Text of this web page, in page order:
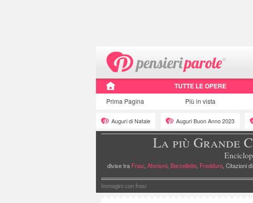
TUTTE LE OPERE
Prima Pagina Più in vista
Auguri di Natale Auguri Buon Anno 2023
La più Grande
divise tra Frasi, Aforismi, Barzellette, Freddure, Citazioni di
Immagini con frasi